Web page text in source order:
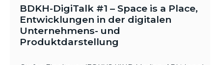
BDKH-DigiTalk #1 – Space is a Place,
Entwicklungen in der digitalen
Unternehmens- und
Produktdarstellung